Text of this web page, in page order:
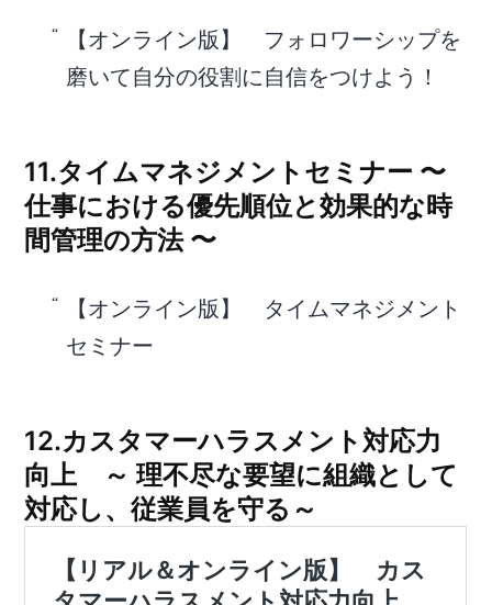
【オンライン版】 フォロワーシップを
磨いて自分の役割に自信をつけよう！
11.タイムマネジメントセミナー 〜
仕事における優先順位と効果的な時
間管理の方法 〜
【オンライン版】 タイムマネジメント
セミナー
12.カスタマーハラスメント対応力
向上 ～ 理不尽な要望に組織として
対応し、従業員を守る～